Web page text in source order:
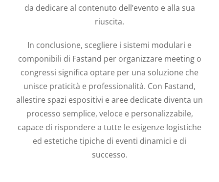
da dedicare al contenuto dell’evento e alla sua
riuscita.
In conclusione, scegliere i sistemi modulari e
componibili di Fastand per organizzare meeting o
congressi significa optare per una soluzione che
unisce praticità e professionalità. Con Fastand,
allestire spazi espositivi e aree dedicate diventa un
processo semplice, veloce e personalizzabile,
capace di rispondere a tutte le esigenze logistiche
ed estetiche tipiche di eventi dinamici e di
successo.